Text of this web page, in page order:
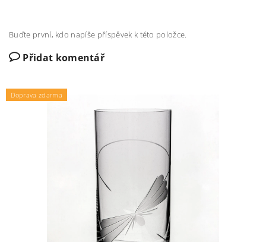
Buďte první, kdo napíše příspěvek k této položce.
Přidat komentář
Doprava zdarma